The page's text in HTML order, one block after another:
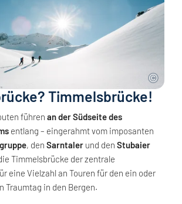
Timmelsbrücke!
führen an der Südseite des
entlang – eingerahmt vom imposanten
, den Sarntaler und den Stubaier
Timmelsbrücke der zentrale
eine Vielzahl an Touren für den ein oder
Traumtag in den Bergen.